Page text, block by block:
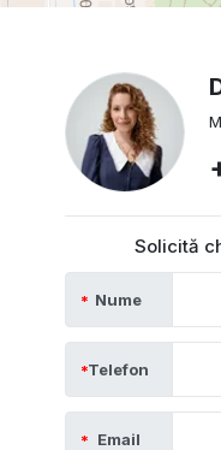
Solicită
Nume
Telefon
Email